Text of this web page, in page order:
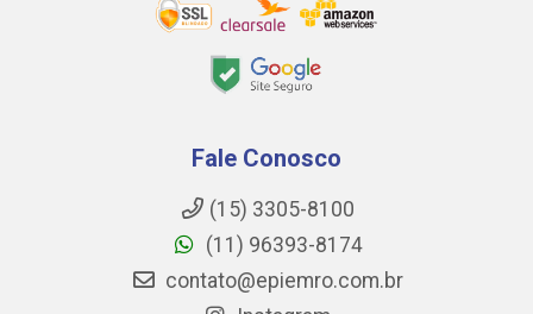
Fale Conosco
(15) 3305-8100
(11) 96393-8174
contato@epiemro.com.br